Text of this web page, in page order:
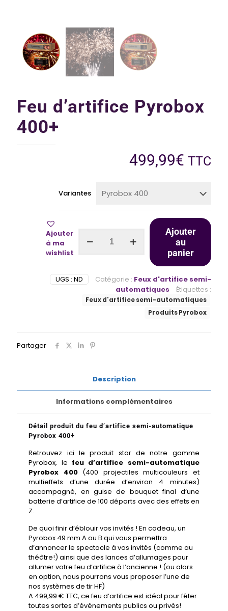
Feu d’artifice Pyrobox
400+
499,99€ TTC
Variantes
Ajouter
à ma
wishlist
Ajouter
au
panier
UGS : ND Catégorie : Feux d'artifice semi-
automatiques
Étiquettes :
Feux d'artifice semi-automatiques
Produits Pyrobox
Partager
Description
Informations complémentaires
Détail produit du feu d’artifice semi-automatique
Pyrobox 400+
Retrouvez ici le produit star de notre gamme
Pyrobox, le feu d’artifice semi-automatique
Pyrobox 400(400 projectiles multicouleurs et
multieffets d’une durée d’environ 4 minutes)
accompagné, en guise de bouquet final d’une
batterie d’artifice de 100 départs avec des effets en
Z.
De quoi finir d’éblouir vos invités ! En cadeau, un
Pyrobox 49 mm A ou B qui vous permettra
d’annoncer le spectacle à vos invités (comme au
théâtre!) ainsi que des lances d’allumages pour
allumer votre feu d’artifice à l’ancienne ! (ou alors
en option, nous pourrons vous proposer l’une de
nos systèmes de tir HF)
A 499,99 € TTC, ce feu d’artifice est idéal pour fêter
toutes sortes d’événements publics ou privés!